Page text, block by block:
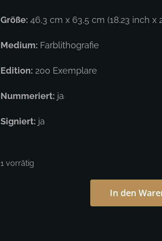
Größe:46,3 cm x 63,5 cm (18.23 inch x
Medium:Farblithografie
Edition:200 Exemplare
Nummeriert:ja
Signiert:ja
1 vorrätig
In den